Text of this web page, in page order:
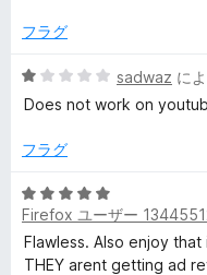
レ
ビ
ュ
ー
の
価
フラグ
5
段
中
の
評
価
sadwaz に
Does not work on
フラグ
5
段
階
中
Firefox ユーザー
Flawless. Also enjoy
THEY arent getting ad